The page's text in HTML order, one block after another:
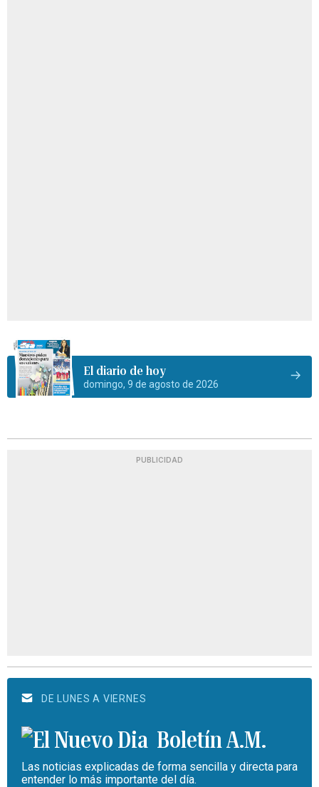
El diario de hoy
domingo, 9 de agosto de 2026
PUBLICIDAD
DE LUNES A VIERNES
Boletín A.M.
Las noticias explicadas de forma sencilla y directa para
entender lo más importante del día.